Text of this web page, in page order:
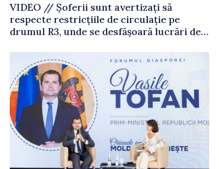
VIDEO // Șoferii sunt avertizați să
respecte restricțiile de circulație pe
drumul R3, unde se desfășoară lucrări de